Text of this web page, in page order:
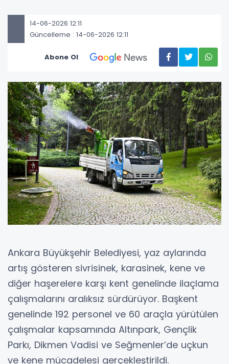
14-06-2026 12:11
Güncelleme : 14-06-2026 12:11
Abone Ol
Ankara Büyükşehir Belediyesi, yaz aylarında
artış gösteren sivrisinek, karasinek, kene ve
diğer haşerelere karşı kent genelinde ilaçlama
çalışmalarını aralıksız sürdürüyor. Başkent
genelinde 192 personel ve 60 araçla yürütülen
çalışmalar kapsamında Altınpark, Gençlik
Parkı, Dikmen Vadisi ve Seğmenler’de uçkun
ve kene mücadelesi gerçekleştirildi.